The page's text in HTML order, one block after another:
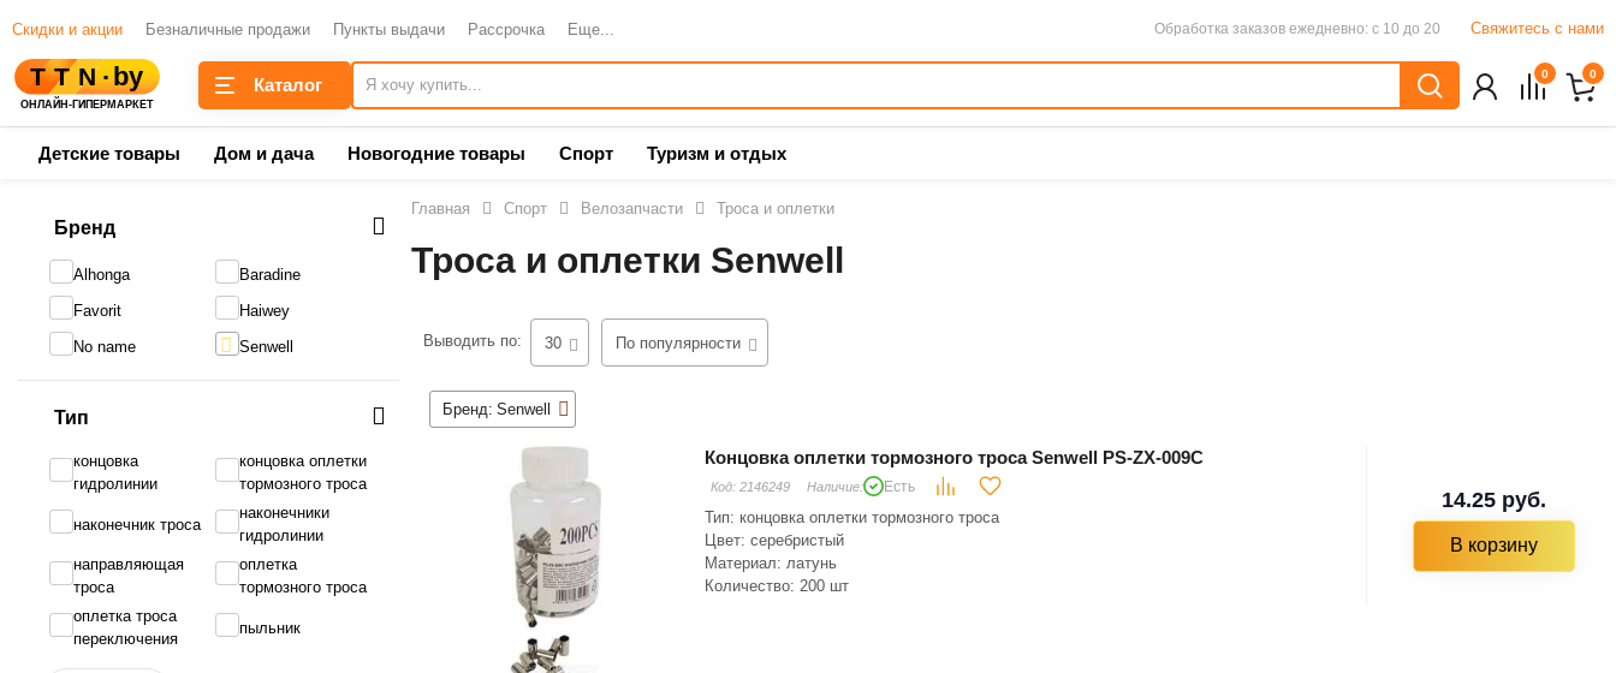
Скидки и акции Безналичные продажи Пункты выдачи Рассрочка Еще... Обработка заказовежедневно: с 10 до 20 Свяжитесь с нами
Каталог
0 0
Детские товары Дом и дача Новогодние товары Спорт Туризм и отдых
Бренд
Alhonga
Baradine
Favorit
Haiwey
No name
Senwell
Тип
концовка
гидролинии
концовка оплетки
тормозного троса
наконечник троса
наконечники
гидролинии
направляющая
троса
оплетка
тормозного троса
оплетка троса
переключения
пыльник
Главная Спорт Велозапчасти Троса и оплетки
Троса и оплетки Senwell
Выводить по: 30 По популярности
Бренд: Senwell
Концовка оплетки тормозного троса Senwell PS-ZX-009C
Код: 2146249 Наличие: Есть
Тип: концовка оплетки тормозного троса
Цвет: серебристый
Материал: латунь
Количество: 200 шт
14.25 руб.
В корзину